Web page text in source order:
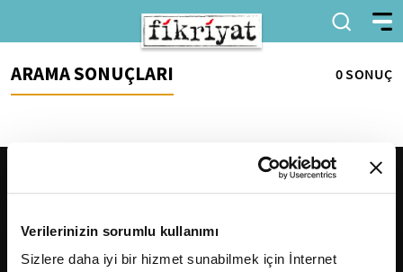
Verilerinizin sorumlu kullanımı
Sizlere daha iyi bir hizmet sunabilmek için İnternet
ARAMA SONUÇLARI 0 SONUÇ